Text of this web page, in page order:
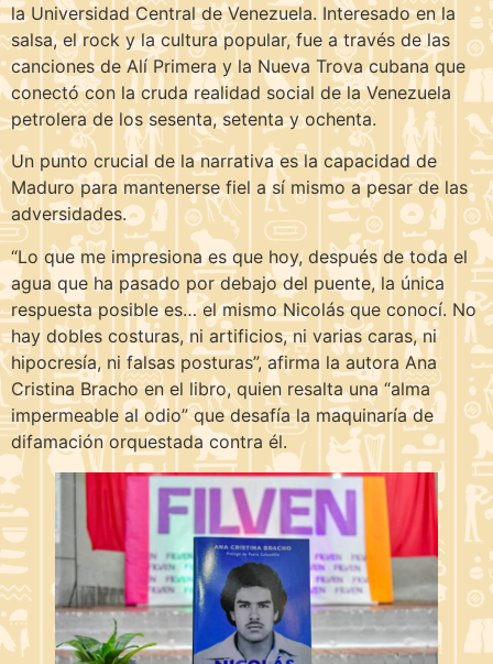
la Universidad Central de Venezuela. Interesado en la
salsa, el rock y la cultura popular, fue a través de las
canciones de Alí Primera y la Nueva Trova cubana que
conectó con la cruda realidad social de la Venezuela
petrolera de los sesenta, setenta y ochenta.
Un punto crucial de la narrativa es la capacidad de
Maduro para mantenerse fiel a sí mismo a pesar de las
adversidades.
“Lo que me impresiona es que hoy, después de toda el
agua que ha pasado por debajo del puente, la única
respuesta posible es… el mismo Nicolás que conocí. No
hay dobles costuras, ni artificios, ni varias caras, ni
hipocresía, ni falsas posturas”, afirma la autora Ana
Cristina Bracho en el libro, quien resalta una “alma
impermeable al odio” que desafía la maquinaría de
difamación orquestada contra él.